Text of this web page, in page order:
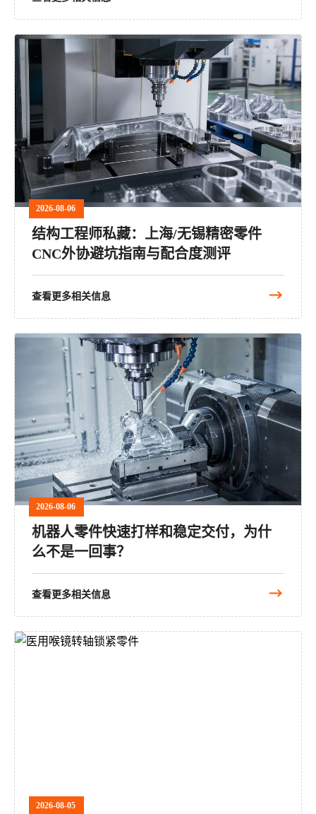
2026-08-06
结构工程师私藏：上海/无锡精密零件
CNC外协避坑指南与配合度测评
查看更多相关信息
2026-08-06
机器人零件快速打样和稳定交付，为什
么不是一回事？
查看更多相关信息
2026-08-05